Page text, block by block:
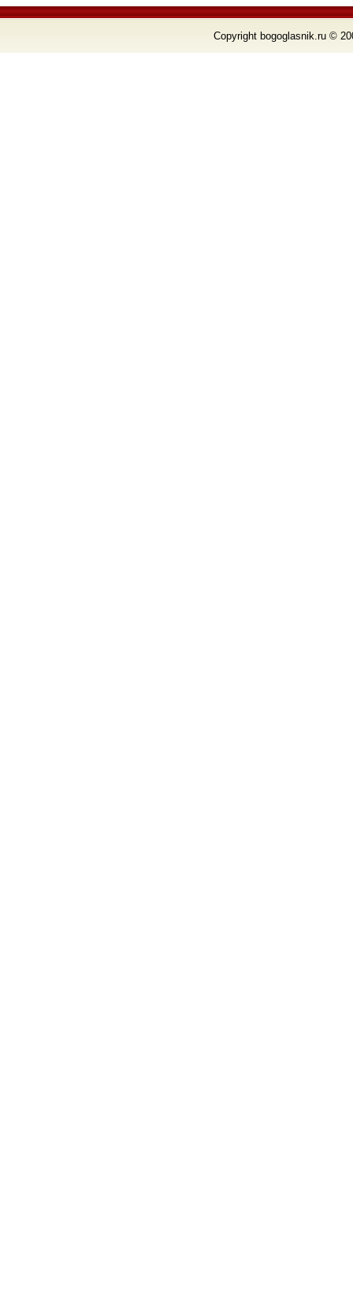
Copyright bogoglasnik.ru ©